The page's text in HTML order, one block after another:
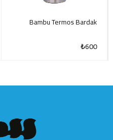
Bambu Termos Bardak
₺600